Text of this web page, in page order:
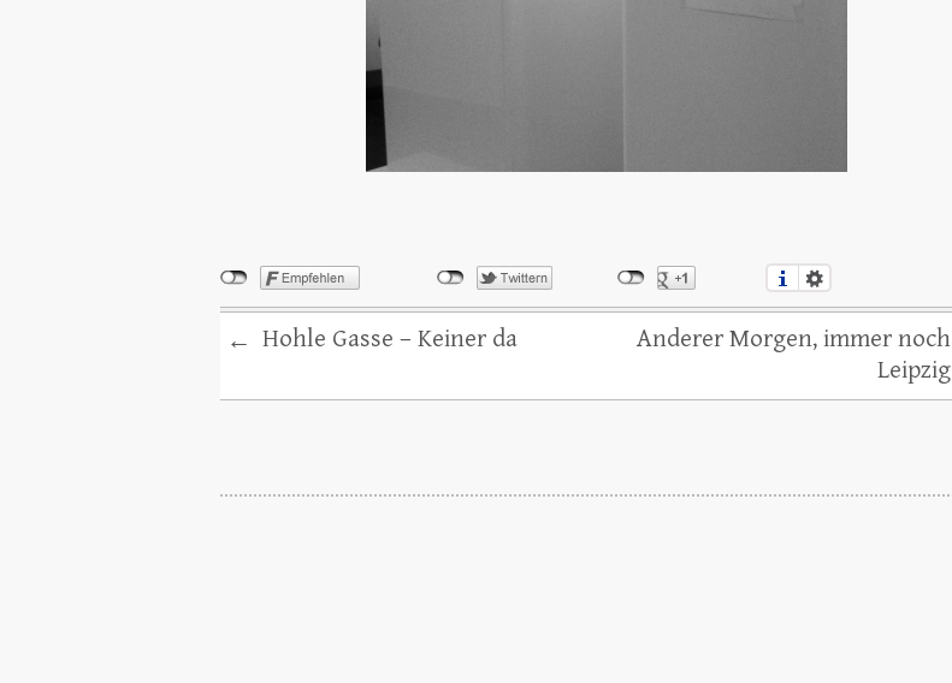
← Hohle Gasse – Keiner da
Anderer Morgen, immer noch
Leipzig